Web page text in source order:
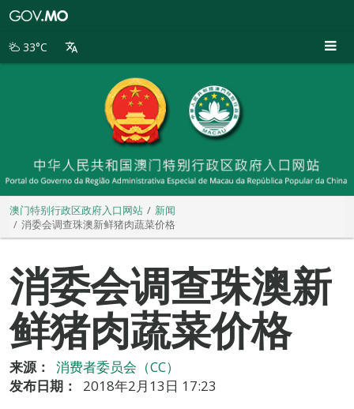
别
33°C
澳门特别行政区政府入口网站
新闻
消委会调查珠澳新鲜猪肉蔬菜价格
消委会调查珠澳新
鲜猪肉蔬菜价格
来源：
消费者委员会（CC）
发布日期：
2018年2月13日 17:23